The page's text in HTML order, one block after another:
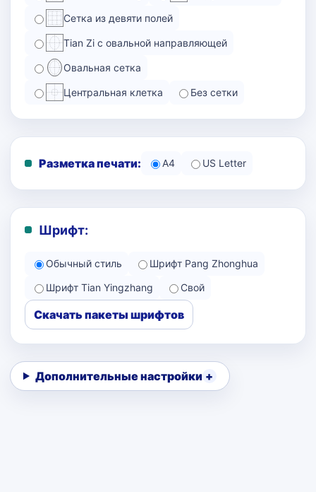
Сетка из девяти полей
Tian Zi с овальной направляющей
Овальная сетка
Центральная клетка Без сетки
Разметка печати: A4 US Letter
Шрифт:
Обычный стиль
Шрифт Pang Zhonghua
Шрифт Tian Yingzhang
Свой
Скачать пакеты шрифтов
Дополнительные настройки